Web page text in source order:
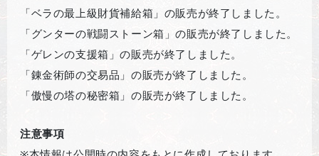
「ベラの最上級財貨補給箱」の販売が終了しました。
「グンターの戦闘ストーン箱」の販売が終了しました。
「ゲレンの支援箱」の販売が終了しました。
「錬金術師の交易品」の販売が終了しました。
「傲慢の塔の秘密箱」の販売が終了しました。
注意事項